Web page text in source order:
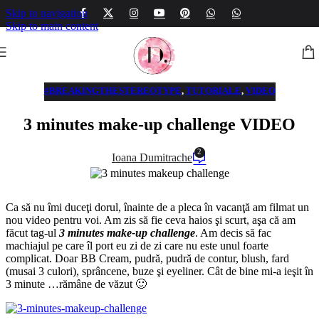
Skip to navigation
Skip to main content
#BREAKINGTHESTEREOTYPE, TUTORIALE, VIDEO
3 minutes make-up challenge VIDEO
Ioana Dumitrache 2
Ca să nu îmi duceţi dorul, înainte de a pleca în vacanţă am filmat un
nou video pentru voi. Am zis să fie ceva haios şi scurt, aşa că am
făcut tag-ul 3 minutes make-up challenge. Am decis să fac
machiajul pe care îl port eu zi de zi care nu este unul foarte
complicat. Doar BB Cream, pudră, pudră de contur, blush, fard
(musai 3 culori), sprâncene, buze şi eyeliner. Cât de bine mi-a ieşit în
3 minute …rămâne de văzut 🙂